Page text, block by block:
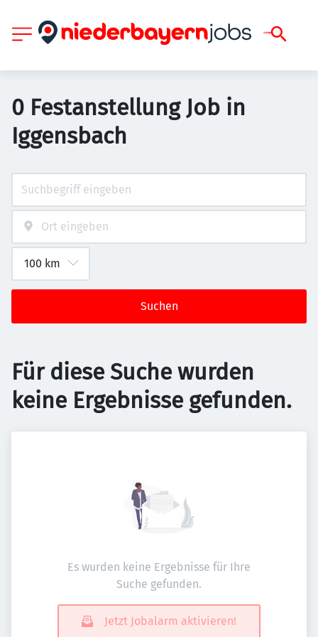
0 Festanstellung Job in
Iggensbach
Suchen
Für diese Suche wurden
keine Ergebnisse gefunden.
Es wurden keine Ergebnisse für Ihre
Suche gefunden.
Jetzt Jobalarm aktivieren!